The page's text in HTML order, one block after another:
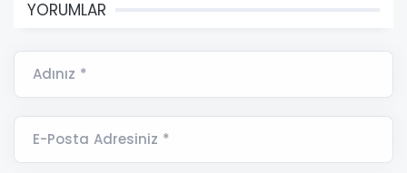
YORUMLAR
Adınız *
E-Posta Adresiniz *